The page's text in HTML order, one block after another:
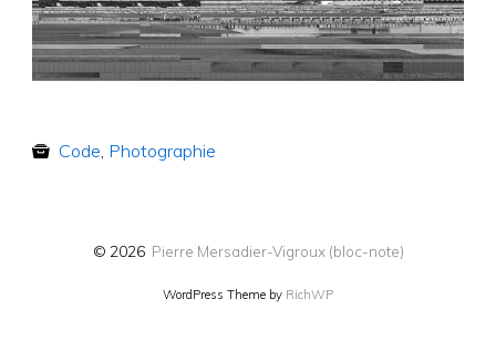
Code Photographie
© 2026 Pierre Mersadier-Vigroux (bloc-note)
WordPress Theme by RichWP